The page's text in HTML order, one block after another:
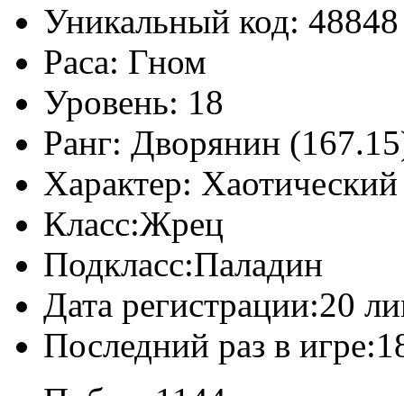
Уникальный код: 48848
Раса: Гном
Уровень: 18
Ранг: Дворянин
Характер:
Класс:Жрец
Подкласс:Паладин
Дата регистрации:20
Последний раз в игре: